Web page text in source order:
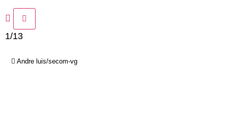
1/13
Andre luis/secom-vg